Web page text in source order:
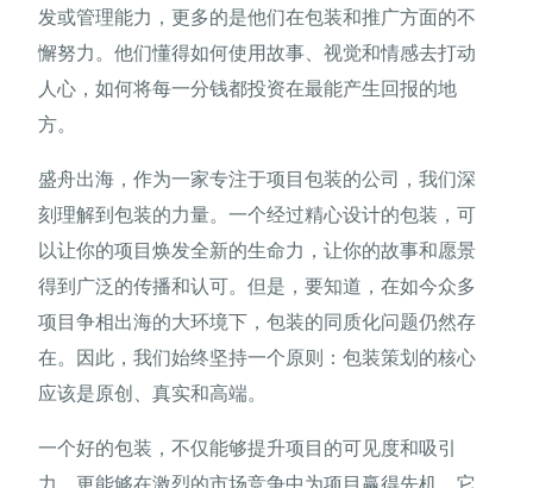
发或管理能力，更多的是他们在包装和推广方面的不
懈努力。他们懂得如何使用故事、视觉和情感去打动
人心，如何将每一分钱都投资在最能产生回报的地
方。
盛舟出海，作为一家专注于项目包装的公司，我们深
刻理解到包装的力量。一个经过精心设计的包装，可
以让你的项目焕发全新的生命力，让你的故事和愿景
得到广泛的传播和认可。但是，要知道，在如今众多
项目争相出海的大环境下，包装的同质化问题仍然存
在。因此，我们始终坚持一个原则：包装策划的核心
应该是原创、真实和高端。
一个好的包装，不仅能够提升项目的可见度和吸引